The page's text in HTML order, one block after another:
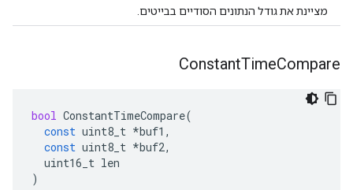
מציינת את גודל הנתונים הסודיים בבייטים.
ConstantTimeCompare
bool ConstantTimeCompare(
const uint8_t *buf1 ,
const uint8_t *buf2,
uint16_t len
)